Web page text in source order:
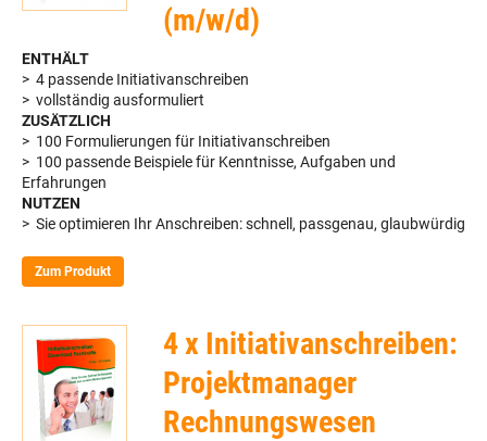
(m/w/d)
ENTHÄLT
> 4 passende Initiativanschreiben
> vollständig ausformuliert
ZUSÄTZLICH
> 100 Formulierungen für Initiativanschreiben
> 100 passende Beispiele für Kenntnisse, Aufgaben und
Erfahrungen
NUTZEN
> Sie optimieren Ihr Anschreiben: schnell, passgenau, glaubwürdig
Zum Produkt
4 x Initiativanschreiben:
Projektmanager
Rechnungswesen